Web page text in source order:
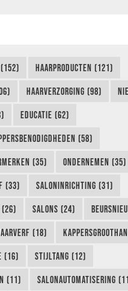
(152) HAARPRODUCTEN (121)
HAARVERZORGING (98)
EDUCATIE (62)
(58)
(35) ONDERNEMEN (35)
(33) SALONINRICHTING (31)
(26) SALONS (24)
(18)
(16) STIJLTANG (12)
(11) SALONAUTOMATISERING